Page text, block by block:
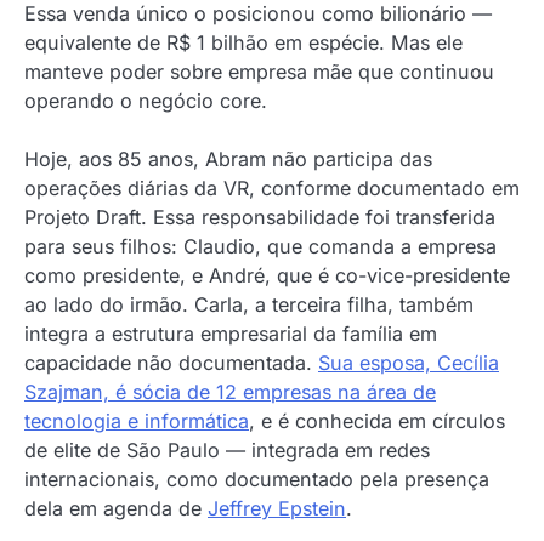
Essa venda único o posicionou como bilionário —
equivalente de R$ 1 bilhão em espécie. Mas ele
manteve poder sobre empresa mãe que continuou
operando o negócio core.
Hoje, aos 85 anos, Abram não participa das
operações diárias da VR, conforme documentado em
Projeto Draft. Essa responsabilidade foi transferida
para seus filhos: Claudio, que comanda a empresa
como presidente, e André, que é co-vice-presidente
ao lado do irmão. Carla, a terceira filha, também
integra a estrutura empresarial da família em
capacidade não documentada. Sua esposa, Cecília
Szajman, é sócia de 12 empresas na área de
tecnologia e informática, e é conhecida em círculos
de elite de São Paulo — integrada em redes
internacionais, como documentado pela presença
dela em agenda de Jeffrey Epstein.